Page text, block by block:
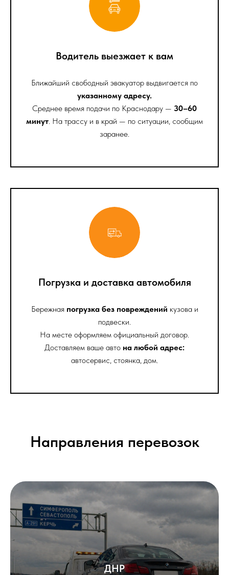
Водитель выезжает к вам
Ближайший свободный эвакуатор выдвигается по
указанному адресу.
Среднее время подачи по Краснодару — 30–60
минут. На трассу и в край — по ситуации, сообщим
заранее.
Погрузка и доставка автомобиля
Бережная погрузка без повреждений кузова и
подвески.
На месте оформляем официальный договор.
Доставляем ваше авто на любой адрес:
автосервис, стоянка, дом.
Направления перевозок
ДНР